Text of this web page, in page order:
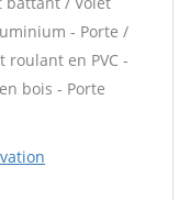
- Porte /
roulant en PVC -
bois - Porte